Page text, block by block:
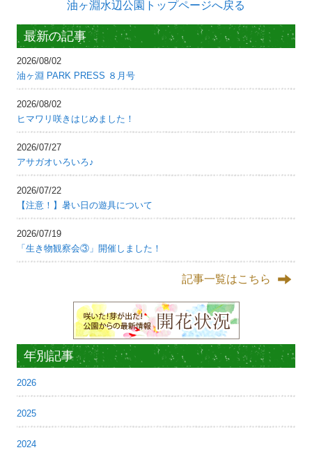
油ヶ淵水辺公園トップページへ戻る
最新の記事
2026/08/02
油ヶ淵 PARK PRESS ８月号
2026/08/02
ヒマワリ咲きはじめました！
2026/07/27
アサガオいろいろ♪
2026/07/22
【注意！】暑い日の遊具について
2026/07/19
「生き物観察会③」開催しました！
記事一覧はこちら
年別記事
2026
2025
2024